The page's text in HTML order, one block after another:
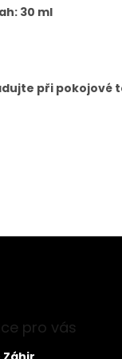
30 ml
při pokojové
pro vás